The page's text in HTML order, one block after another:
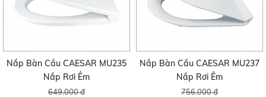
Nắp Bàn Cầu CAESAR MU235
Nắp Rơi Êm
649.000 đ
Nắp Bàn Cầu CAESAR MU237
Nắp Rơi Êm
756.000 đ